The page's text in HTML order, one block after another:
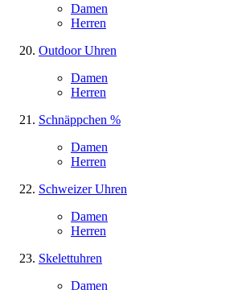
Damen
Herren
Outdoor Uhren
Damen
Herren
Schnäppchen %
Damen
Herren
Schweizer Uhren
Damen
Herren
Skelettuhren
Damen